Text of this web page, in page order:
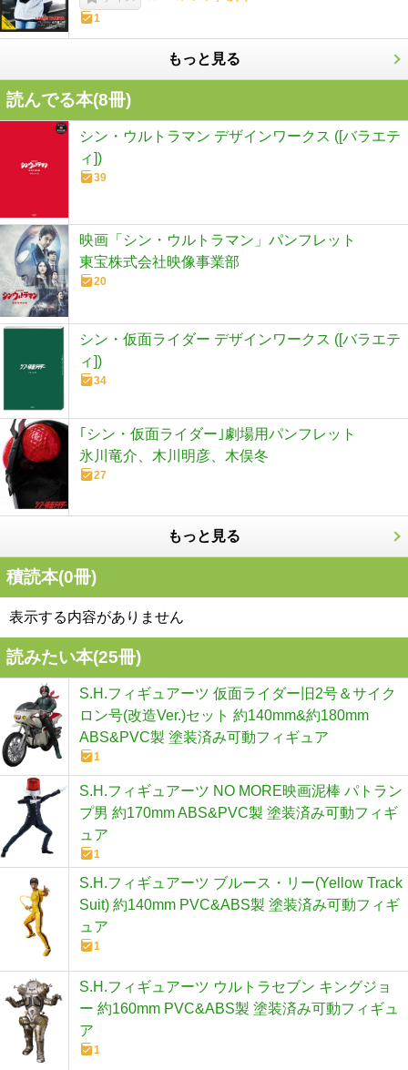
1
もっと見る
読んでる本(8冊)
シン・ウルトラマン デザインワークス ([バラエテ
ィ])
39
映画「シン・ウルトラマン」パンフレット
東宝株式会社映像事業部
20
シン・仮面ライダー デザインワークス ([バラエテ
ィ])
34
｢シン・仮面ライダー｣劇場用パンフレット
氷川竜介、木川明彦、木俣冬
27
もっと見る
積読本(0冊)
表示する内容がありません
読みたい本(25冊)
S.H.フィギュアーツ 仮面ライダー旧2号＆サイク
ロン号(改造Ver.)セット 約140mm&約180mm
ABS&PVC製 塗装済み可動フィギュア
1
S.H.フィギュアーツ NO MORE映画泥棒 パトラン
プ男 約170mm ABS&PVC製 塗装済み可動フィギ
ュア
1
S.H.フィギュアーツ ブルース・リー(Yellow Track
Suit) 約140mm PVC&ABS製 塗装済み可動フィギ
ュア
1
S.H.フィギュアーツ ウルトラセブン キングジョ
ー 約160mm PVC&ABS製 塗装済み可動フィギュ
ア
1